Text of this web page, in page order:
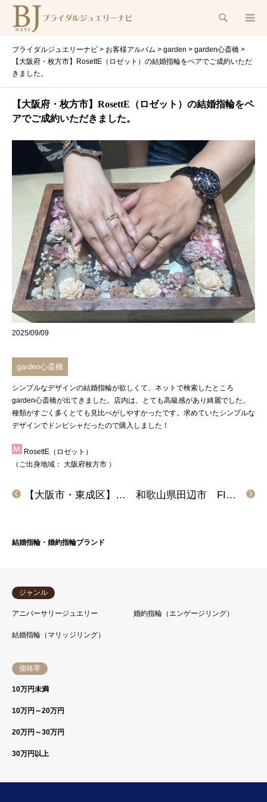
検索
ブライダルジュエリーナビ > お客様アルバム > garden > garden心斎橋 >
【大阪府・枚方市】RosettE（ロゼット）の結婚指輪をペアでご成約いただ
きました。
【大阪府・枚方市】RosettE（ロゼット）の結婚指輪をペ
アでご成約いただきました。
2025/09/09
garden心斎橋
シンプルなデザインの結婚指輪が欲しくて、ネットで検索したところ
garden心斎橋が出てきました。店内は、とても高級感があり綺麗でした。
種類がすごく多くとても見比べがしやすかったです。求めていたシンプルな
デザインでドンピシャだったので購入しました！
RosettE（ロゼット）
（ご出身地域： 大阪府枚方市 ）
和歌山県田辺市 FISCHER（フィッシャー）の結婚指輪をご成約いただきました
【大阪市・東成区】RosettE/SPの婚約指輪とFISCHERの結婚指輪をペアでご成約いただきました。
結婚指輪・婚約指輪ブランド
ジャンル
アニバーサリージュエリー 婚約指輪（エンゲージリング）
結婚指輪（マリッジリング）
価格帯
10万円未満
10万円～20万円
20万円～30万円
30万円以上